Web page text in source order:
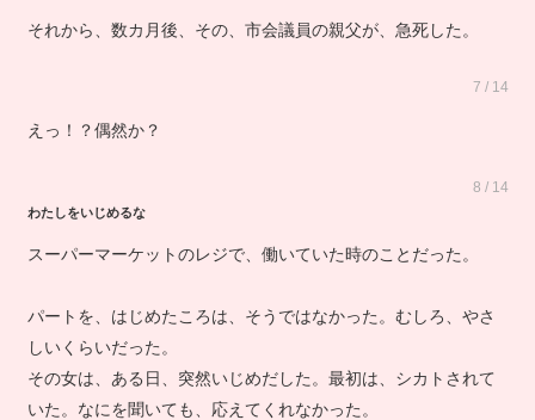
それから、数カ月後、その、市会議員の親父が、急死した。
7 / 14
えっ！？偶然か？
8 / 14
わたしをいじめるな
スーパーマーケットのレジで、働いていた時のことだった。
パートを、はじめたころは、そうではなかった。むしろ、やさ
しいくらいだった。
その女は、ある日、突然いじめだした。最初は、シカトされて
いた。なにを聞いても、応えてくれなかった。